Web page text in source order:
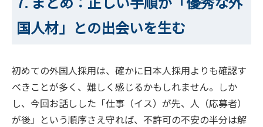
国人材」との出会いを生む
初めての外国人採用は、確かに日本人採用よりも確認す
べきことが多く、難しく感じるかもしれません。しか
し、今回お話しした「仕事（イス）が先、人（応募者）
が後」という順序さえ守れば、不許可の不安の半分は解